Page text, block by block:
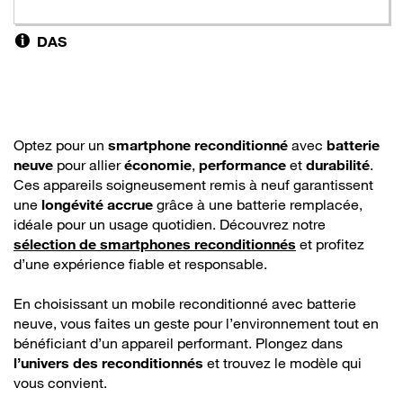
DAS
Optez pour un smartphone reconditionné avec batterie
neuve pour allieréconomie, performance et durabilité.
Ces appareils soigneusement remis à neuf garantissent
une longévité accrue grâce à une batterie remplacée,
idéale pour un usage quotidien. Découvrez notre
sélection de smartphones reconditionnés et profitez
d’une expérience fiable et responsable.
En choisissant un mobile reconditionné avec batterie
neuve, vous faites un geste pour l’environnement tout en
bénéficiant d’un appareil performant. Plongez dans
l’univers des reconditionnés et trouvez le modèle qui
vous convient.